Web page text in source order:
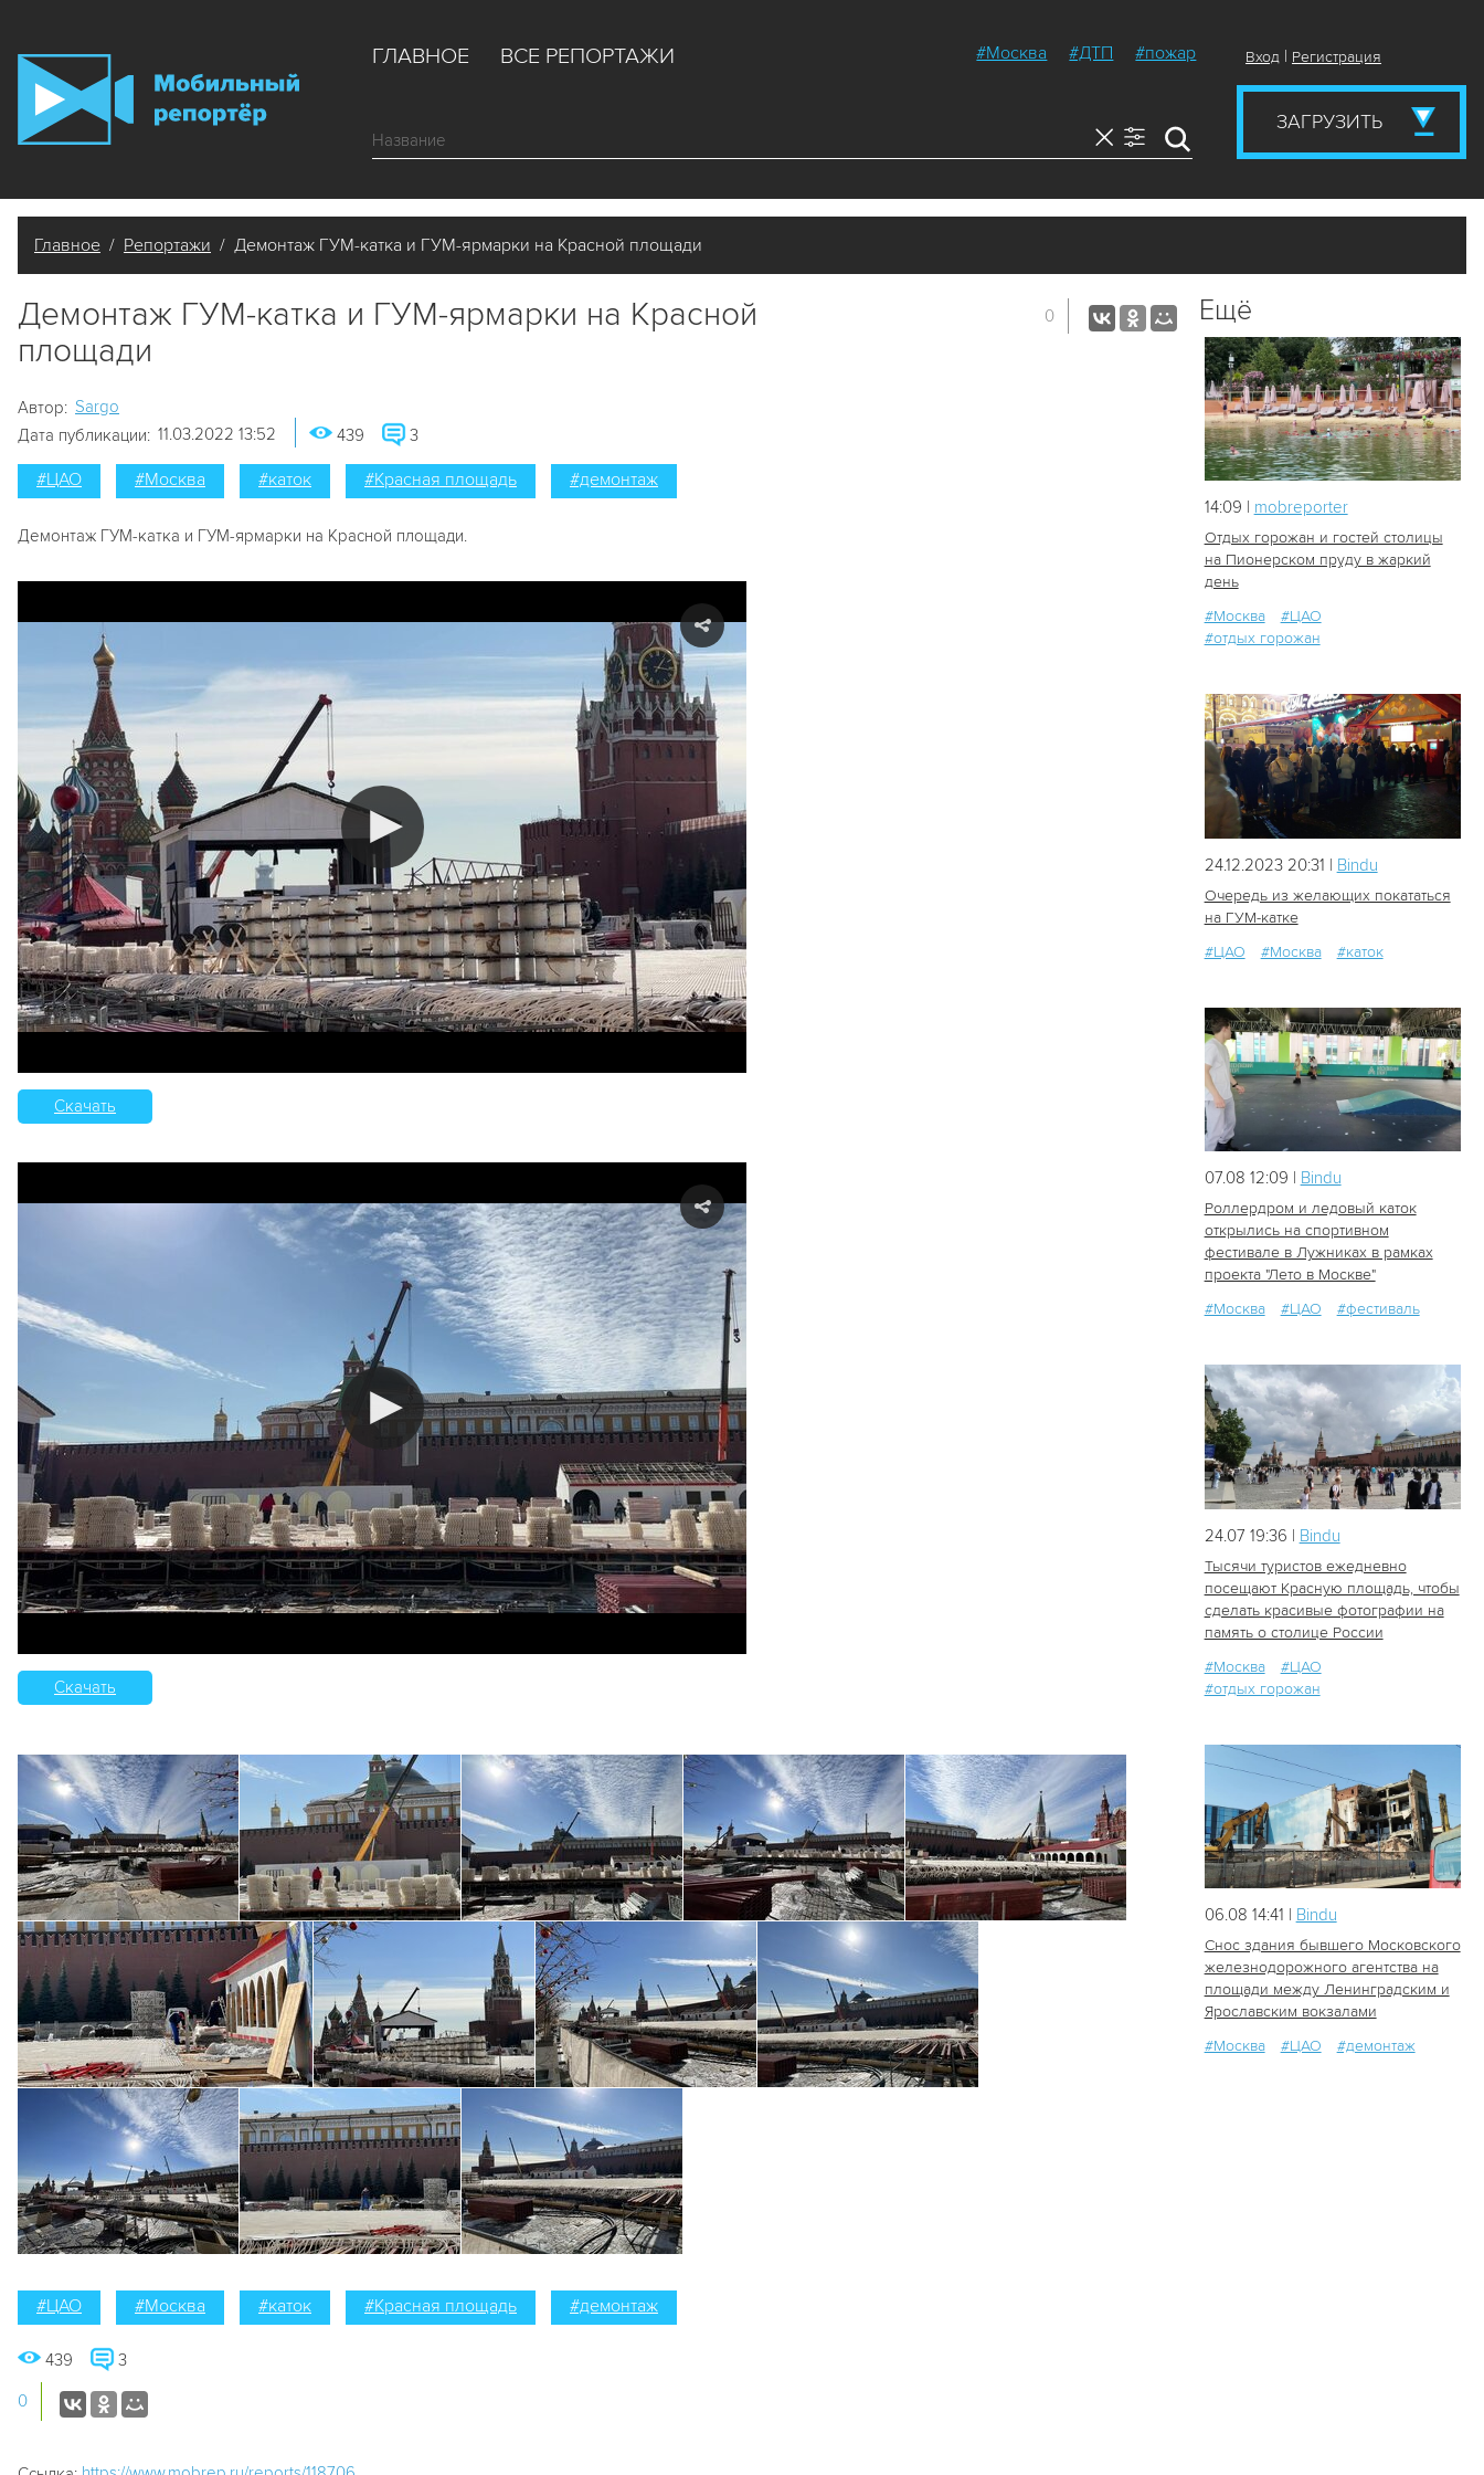
ГЛАВНОЕ ВСЕ РЕПОРТАЖИ #Москва #ДТП #пожар Вход | Регистрация
ЗАГРУЗИТЬ
Главное / Репортажи / Демонтаж ГУМ-катка и ГУМ-ярмарки на Красной площади
Демонтаж ГУМ-катка и ГУМ-ярмарки на Красной
площади
0
Автор: Sargo
Дата публикации: 11.03.2022 13:52 439 3
#ЦАО #Москва #каток #Красная площадь #демонтаж
Демонтаж ГУМ-катка и ГУМ-ярмарки на Красной площади.
Скачать
Скачать
#ЦАО #Москва #каток #Красная площадь #демонтаж
439 3
0
Ещё
14:09 | mobreporter
Отдых горожан и гостей столицы
на Пионерском пруду в жаркий
день
#Москва
#ЦАО
#отдых горожан
608
24.12.2023 20:31 | Bindu
Очередь из желающих покататься
на ГУМ-катке
#ЦАО
#Москва #каток
07.08 12:09 | Bindu
Роллердром и ледовый каток
открылись на спортивном
фестивале в Лужниках в рамках
проекта "Лето в Москве"
#Москва
#ЦАО #фестиваль
56
24.07 19:36 | Bindu
Тысячи туристов ежедневно
посещают Красную площадь, чтобы
сделать красивые фотографии на
память о столице России
#Москва
#ЦАО
#отдых горожан
06.08 14:41 | Bindu
Снос здания бывшего Московского
железнодорожного агентства на
площади между Ленинградским и
Ярославским вокзалами
#Москва
#ЦАО #демонтаж